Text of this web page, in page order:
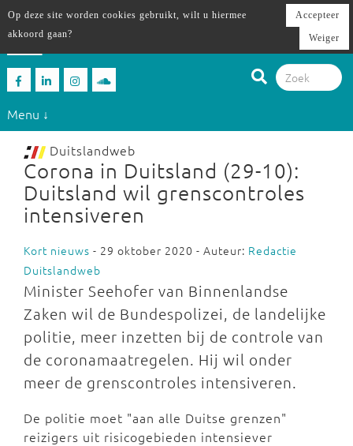
Menu ↓
Duitslandweb
Corona in Duitsland (29-10):
Duitsland wil grenscontroles
intensiveren
Kort nieuws - 29 oktober 2020 - Auteur: Redactie
Duitslandweb
Minister Seehofer van Binnenlandse
Zaken wil de Bundespolizei, de landelijke
politie, meer inzetten bij de controle van
de coronamaatregelen. Hij wil onder
meer de grenscontroles intensiveren.
De politie moet "aan alle Duitse grenzen"
reizigers uit risicogebieden intensiever
Op deze site worden cookies gebruikt, wilt u hiermee
akkoord gaan?
Accepteer
Weiger